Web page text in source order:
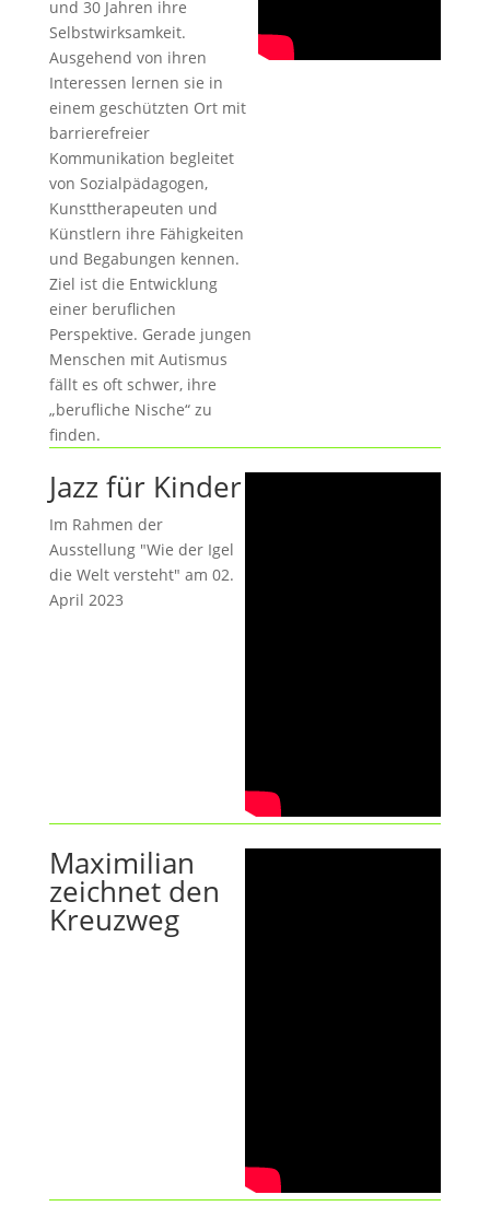
und 30 Jahren ihre
Selbstwirksamkeit.
Ausgehend von ihren
Interessen lernen sie in
einem geschützten Ort mit
barrierefreier
Kommunikation begleitet
von Sozialpädagogen,
Kunsttherapeuten und
Künstlern ihre Fähigkeiten
und Begabungen kennen.
Ziel ist die Entwicklung
einer beruflichen
Perspektive. Gerade jungen
Menschen mit Autismus
fällt es oft schwer, ihre
„berufliche Nische“ zu
finden.
Jazz für Kinder
Im Rahmen der
Ausstellung "Wie der Igel
die Welt versteht" am 02.
April 2023
Maximilian
zeichnet den
Kreuzweg